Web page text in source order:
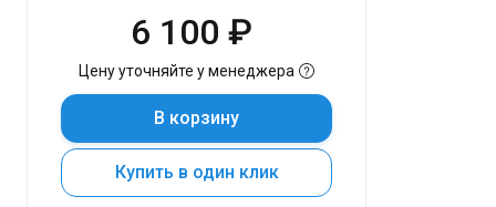
6 100 ₽
Цену уточняйте у менеджера
В корзину
Купить в один клик